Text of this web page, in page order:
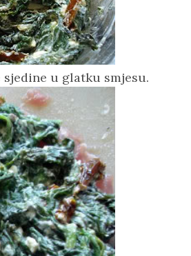
u glatku smjesu.